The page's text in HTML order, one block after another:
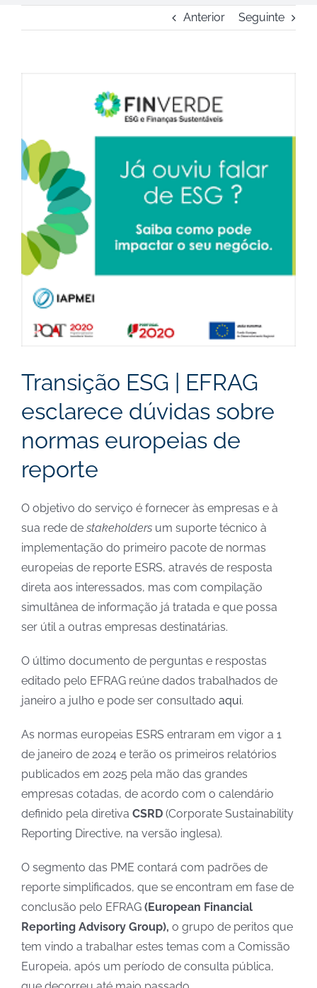
Anterior Seguinte
Transição ESG | EFRAG
esclarece dúvidas sobre
normas europeias de
reporte
O objetivo do serviço é fornecer às empresas e à
sua rede de stakeholders um suporte técnico à
implementação do primeiro pacote de normas
europeias de reporte ESRS, através de resposta
direta aos interessados, mas com compilação
simultânea de informação já tratada e que possa
ser útil a outras empresas destinatárias.
O último documento de perguntas e respostas
editado pelo EFRAG reúne dados trabalhados de
janeiro a julho e pode ser consultado aqui.
As normas europeias ESRS entraram em vigor a 1
de janeiro de 2024 e terão os primeiros relatórios
publicados em 2025 pela mão das grandes
empresas cotadas, de acordo com o calendário
definido pela diretiva CSRD (Corporate Sustainability
Reporting Directive, na versão inglesa).
O segmento das PME contará com padrões de
reporte simplificados, que se encontram em fase de
conclusão pelo EFRAG (European Financial
Reporting Advisory Group), o grupo de peritos que
tem vindo a trabalhar estes temas com a Comissão
Europeia, após um período de consulta pública,